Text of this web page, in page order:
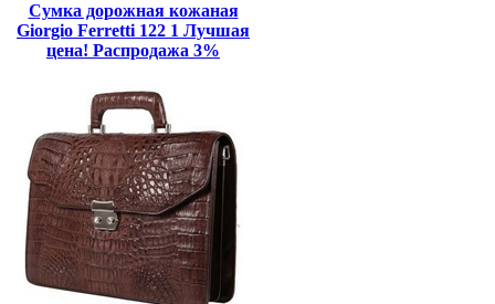
Сумка дорожная кожаная
Giorgio Ferretti 122 1 Лучшая
цена! Распродажа 3%